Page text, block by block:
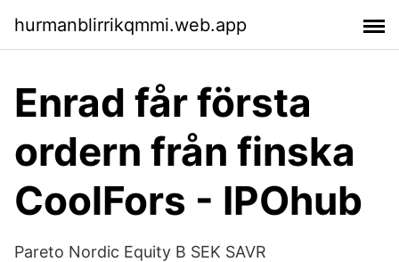
hurmanblirrikqmmi.web.app
Enrad får första
ordern från finska
CoolFors - IPOhub
Pareto Nordic Equity B SEK SAVR